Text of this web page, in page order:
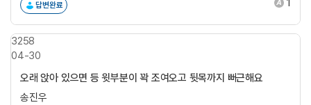
답변완료 1
오래 앉아 있으면 등 윗부분이 꽉 조여오고 뒷목까지 뻐근해요
송진우
3258
04-30